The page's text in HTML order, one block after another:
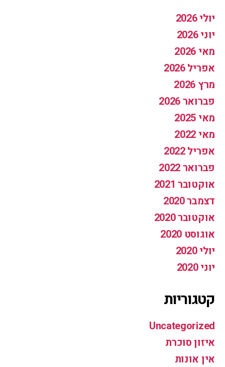
יולי 2026
יוני 2026
מאי 2026
אפריל 2026
מרץ 2026
פברואר 2026
מאי 2025
מאי 2022
אפריל 2022
פברואר 2022
אוקטובר 2021
דצמבר 2020
אוקטובר 2020
אוגוסט 2020
יולי 2020
יוני 2020
קטגוריות
Uncategorized
איזון סוכרת
אין אונות